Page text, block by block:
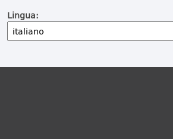
Lingua